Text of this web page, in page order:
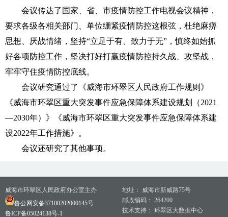
会议传达了国家、省、市疫情防控工作电视会议精神，
要求各级各相关部门、单位绷紧疫情防控这根弦，杜绝麻痹
思想、厌战情绪，坚持“立足于有、致力于无”，慎终如始抓
好各项防控工作，坚决打好打赢疫情防控持久战、攻坚战，
牢牢守住疫情防控底线。
会议研究通过了《威海市环翠区人民政府工作规则》
《威海市环翠区重大突发事件应急保障体系建设规划（2021
—2030年）》《威海市环翠区重大突发事件应急保障体系建
设2022年工作措施》。
会议还研究了其他事项。
威海市环翠区人民政府办公室主办
鲁公网安备37100202000145号
鲁ICP备05024138号-1
地址： 威海市新威路75号
邮政编码： 264200
技术支持： 环翠区大数据中心